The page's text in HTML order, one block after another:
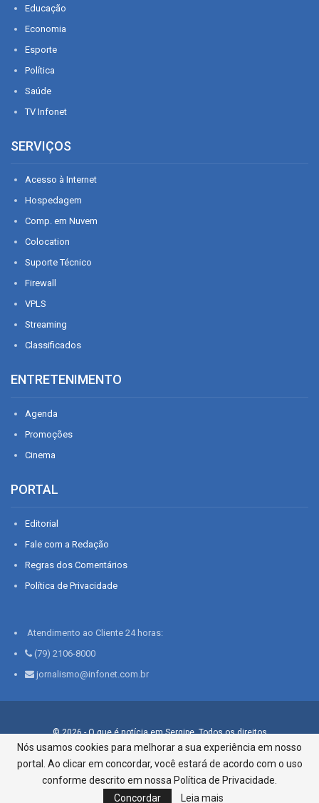
Educação
Economia
Esporte
Política
Saúde
TV Infonet
SERVIÇOS
Acesso à Internet
Hospedagem
Comp. em Nuvem
Colocation
Suporte Técnico
Firewall
VPLS
Streaming
Classificados
ENTRETENIMENTO
Agenda
Promoções
Cinema
PORTAL
Editorial
Fale com a Redação
Regras dos Comentários
Política de Privacidade
Atendimento ao Cliente 24 horas:
(79) 2106-8000
jornalismo@infonet.com.br
© 2026 - O que é notícia em Sergipe. Todos os direitos
reservados.
Infonet - Rua Monsenhor Silveira 276, Bairro São José |
Aracaju-SE, CEP 49015-030, Fone: 79.2106.8000 - CI Centro de
Informações LTDA
Nós usamos cookies para melhorar a sua experiência em nosso
portal. Ao clicar em concordar, você estará de acordo com o uso
conforme descrito em nossa Política de Privacidade.
Concordar
Leia mais